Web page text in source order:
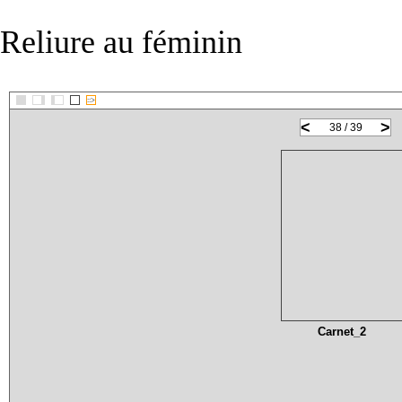
Reliure au féminin
::>
< >
38 / 39
Carnet_2